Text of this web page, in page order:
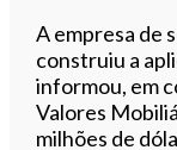
A empresa de
construiu a
informou, em
Valores
milhões de